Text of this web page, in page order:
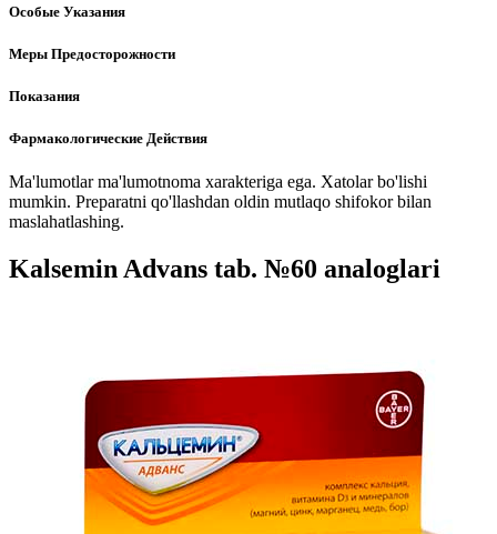
Особые Указания
Меры Предосторожности
Показания
Фармакологические Действия
Ma'lumotlar ma'lumotnoma xarakteriga ega. Xatolar bo'lishi
mumkin. Preparatni qo'llashdan oldin mutlaqo shifokor bilan
maslahatlashing.
Kalsemin Advans tab. №60 analoglari